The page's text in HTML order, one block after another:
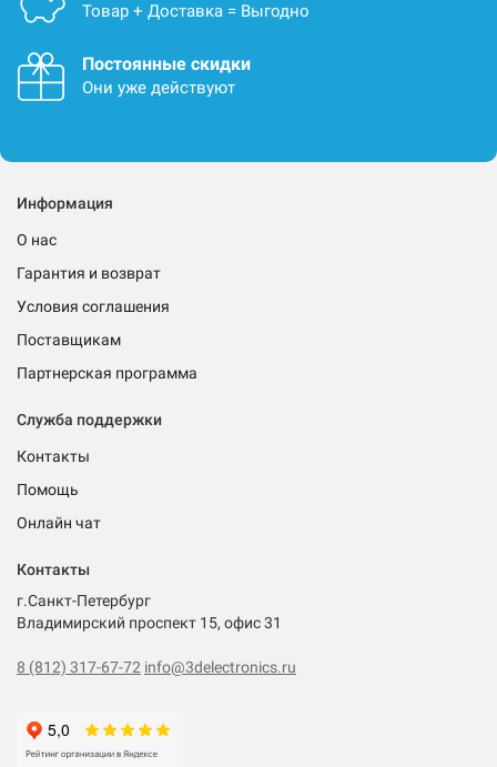
Товар + Доставка = Выгодно
Постоянные скидки
Они уже действуют
Информация
О нас
Гарантия и возврат
Условия соглашения
Поставщикам
Партнерская программа
Служба поддержки
Контакты
Помощь
Онлайн чат
Контакты
г.Санкт-Петербург
Владимирский проспект 15, офис 31
8 (812) 317-67-72 info@3delectronics.ru